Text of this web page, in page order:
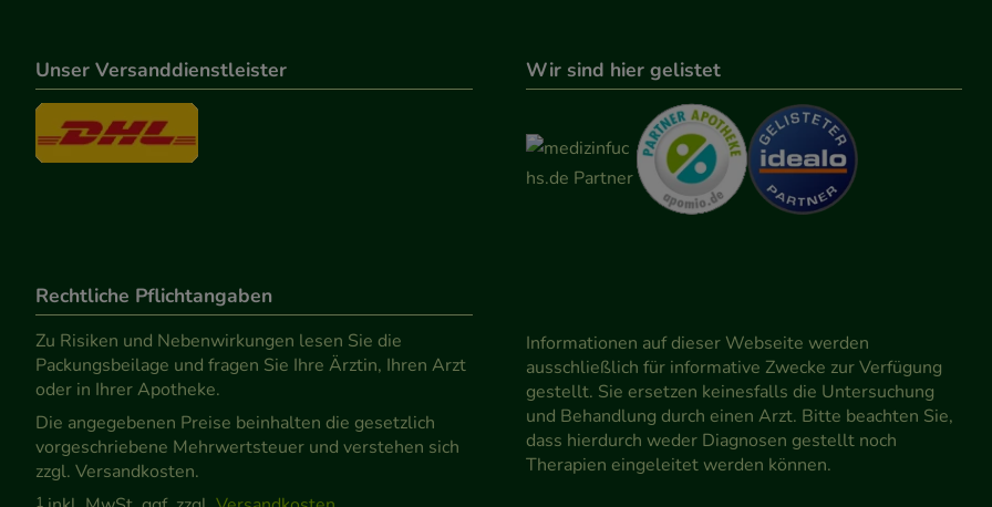
Unser Versanddienstleister Wir sind hier gelistet
Rechtliche Pflichtangaben
Zu Risiken und Nebenwirkungen lesen Sie die
Packungsbeilage und fragen Sie Ihre Ärztin, Ihren Arzt
oder in Ihrer Apotheke.
Die angegebenen Preise beinhalten die gesetzlich
vorgeschriebene Mehrwertsteuer und verstehen sich
zzgl. Versandkosten.
1
Informationen auf dieser Webseite werden
ausschließlich für informative Zwecke zur Verfügung
gestellt. Sie ersetzen keinesfalls die Untersuchung
und Behandlung durch einen Arzt. Bitte beachten Sie,
dass hierdurch weder Diagnosen gestellt noch
Therapien eingeleitet werden können.